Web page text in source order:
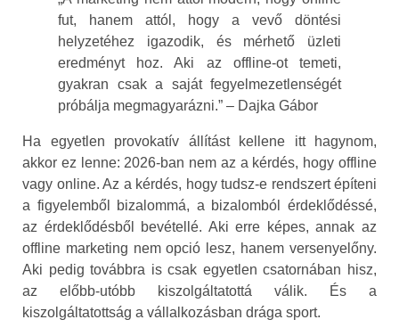
fut, hanem attól, hogy a vevő döntési
helyzetéhez igazodik, és mérhető üzleti
eredményt hoz. Aki az offline-ot temeti,
gyakran csak a saját fegyelmezetlenségét
próbálja megmagyarázni.” – Dajka Gábor
Ha egyetlen provokatív állítást kellene itt hagynom,
akkor ez lenne: 2026-ban nem az a kérdés, hogy offline
vagy online. Az a kérdés, hogy tudsz-e rendszert építeni
a figyelemből bizalommá, a bizalomból érdeklődéssé,
az érdeklődésből bevétellé. Aki erre képes, annak az
offline marketing nem opció lesz, hanem versenyelőny.
Aki pedig továbbra is csak egyetlen csatornában hisz,
az előbb-utóbb kiszolgáltatottá válik. És a
kiszolgáltatottság a vállalkozásban drága sport.